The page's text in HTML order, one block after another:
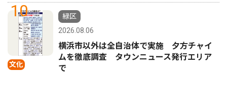
10
文化
緑区
2026.08.06
横浜市以外は全自治体で実施 夕方チャイ
ムを徹底調査 タウンニュース発行エリア
で